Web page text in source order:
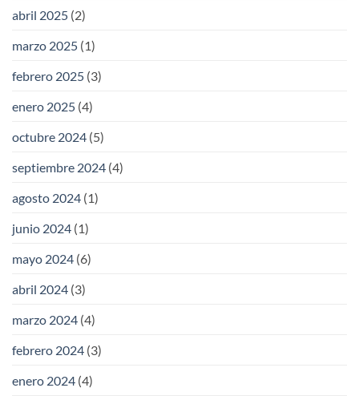
abril 2025 (2)
marzo 2025 (1)
febrero 2025 (3)
enero 2025 (4)
octubre 2024 (5)
septiembre 2024 (4)
agosto 2024 (1)
junio 2024 (1)
mayo 2024 (6)
abril 2024 (3)
marzo 2024 (4)
febrero 2024 (3)
enero 2024 (4)